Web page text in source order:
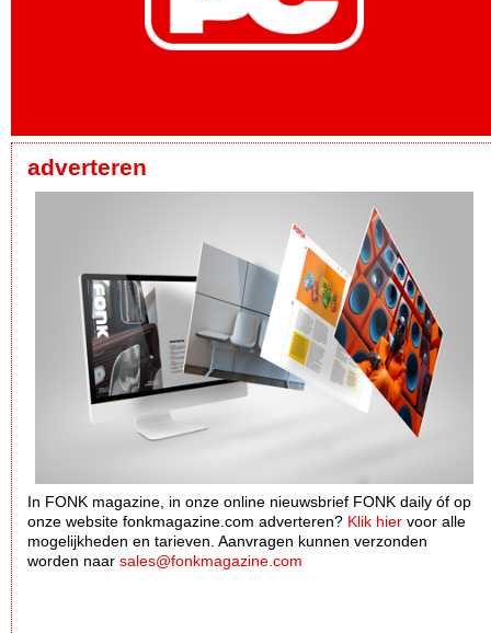
adverteren
In FONK magazine, in onze online nieuwsbrief FONK daily óf op
onze website fonkmagazine.com adverteren? Klik hier voor alle
mogelijkheden en tarieven. Aanvragen kunnen verzonden
worden naar sales@fonkmagazine.com